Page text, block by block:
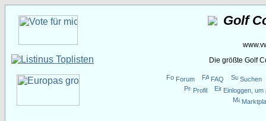
Golf
Die größte Golf
Forum FAQ
Suchen
Profil
Einloggen,